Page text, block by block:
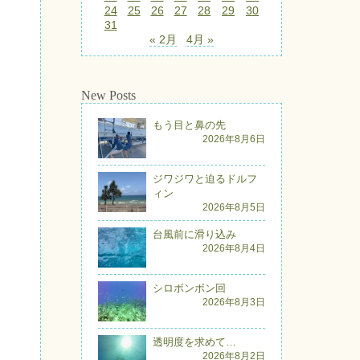
24
25 26 27 28 29
30
31
« 2月
4月 »
New Posts
もう目と鼻の先
2026年8月6日
ジワジワと迫るドルフ
ィン
2026年8月5日
台風前に滑り込み
2026年8月4日
シロボンボン回
2026年8月3日
透明度を求めて…
2026年8月2日